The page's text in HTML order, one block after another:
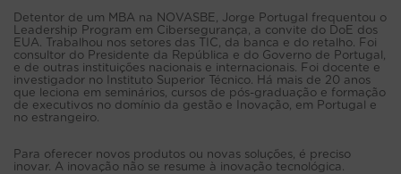
Detentor de um MBA na NOVASBE, Jorge Portugal frequentou o
Leadership Program em Cibersegurança, a convite do DoE dos
EUA. Trabalhou nos setores das TIC, da banca e do retalho. Foi
consultor do Presidente da República e do Governo de Portugal,
e de outras instituições nacionais e internacionais. Foi docente e
investigador no Instituto Superior Técnico. Há mais de 20 anos
que leciona em seminários, cursos de pós-graduação e formação
de executivos no domínio da gestão e Inovação, em Portugal e
no estrangeiro.
Para oferecer novos produtos ou novas soluções, é preciso
inovar. A inovação não se resume à inovação tecnológica.